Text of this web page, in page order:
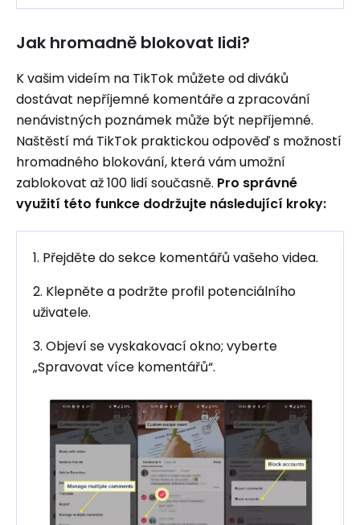
Jak hromadně blokovat lidi?
K vašim videím na TikTok můžete od diváků
dostávat nepříjemné komentáře a zpracování
nenávistných poznámek může být nepříjemné.
Naštěstí má TikTok praktickou odpověď s možností
hromadného blokování, která vám umožní
zablokovat až 100 lidí současně. Pro správné
využití této funkce dodržujte následující kroky:
1. Přejděte do sekce komentářů vašeho videa.
2. Klepněte a podržte profil potenciálního
uživatele.
3. Objeví se vyskakovací okno; vyberte
„Spravovat více komentářů“.